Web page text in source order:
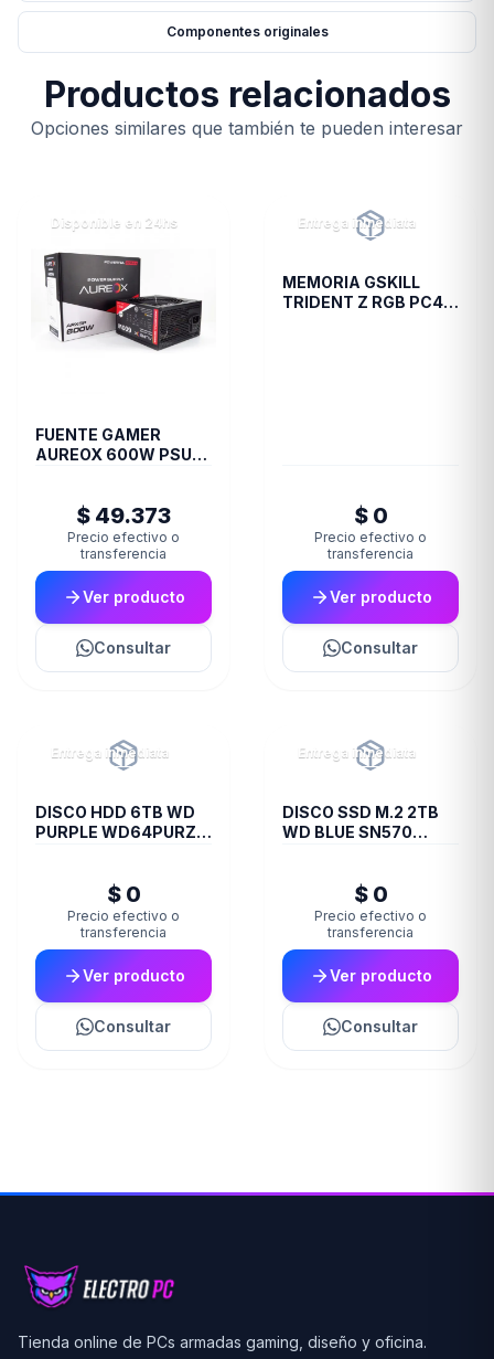
Componentes originales
Productos relacionados
Opciones similares que también te pueden interesar
Disponible en 24hs
FUENTE GAMER
AUREOX 600W PSU
$ 49.373
Precio efectivo o
transferencia
Ver producto
Consultar
Entrega inmediata
MEMORIA GSKILL
TRIDENT Z RGB PC4
$ 0
Precio efectivo o
transferencia
Ver producto
Consultar
Entrega inmediata
DISCO HDD 6TB WD
PURPLE WD64PURZ
$ 0
Precio efectivo o
transferencia
Ver producto
Consultar
Entrega inmediata
DISCO SSD M.2 2TB
WD BLUE SN570
$ 0
Precio efectivo o
transferencia
Ver producto
Consultar
Tienda online de PCs armadas gaming, diseño y oficina.